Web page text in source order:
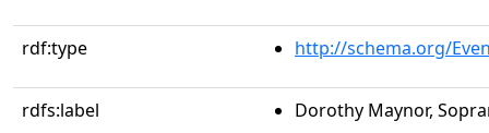
rdf:type http://schema.org/
rdfs:label Dorothy Maynor,